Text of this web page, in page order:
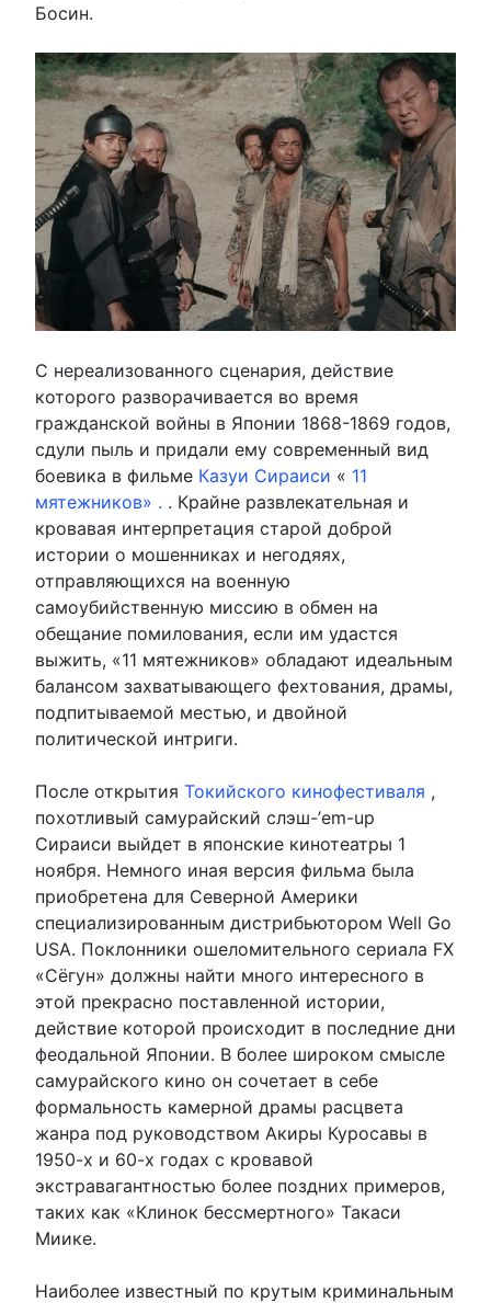
Босин.
С нереализованного сценария, действие
которого разворачивается во время
гражданской войны в Японии 1868-1869 годов,
сдули пыль и придали ему современный вид
боевика в фильме Казуи Сираиси « 11
мятежников» . . Крайне развлекательная и
кровавая интерпретация старой доброй
истории о мошенниках и негодяях,
отправляющихся на военную
самоубийственную миссию в обмен на
обещание помилования, если им удастся
выжить, «11 мятежников» обладают идеальным
балансом захватывающего фехтования, драмы,
подпитываемой местью, и двойной
политической интриги.
После открытия Токийского кинофестиваля ,
похотливый самурайский слэш-’em-up
Сираиси выйдет в японские кинотеатры 1
ноября. Немного иная версия фильма была
приобретена для Северной Америки
специализированным дистрибьютором Well Go
USA. Поклонники ошеломительного сериала FX
«Сёгун» должны найти много интересного в
этой прекрасно поставленной истории,
действие которой происходит в последние дни
феодальной Японии. В более широком смысле
самурайского кино он сочетает в себе
формальность камерной драмы расцвета
жанра под руководством Акиры Куросавы в
1950-х и 60-х годах с кровавой
экстравагантностью более поздних примеров,
таких как «Клинок бессмертного» Такаси
Миике.
Наиболее известный по крутым криминальным